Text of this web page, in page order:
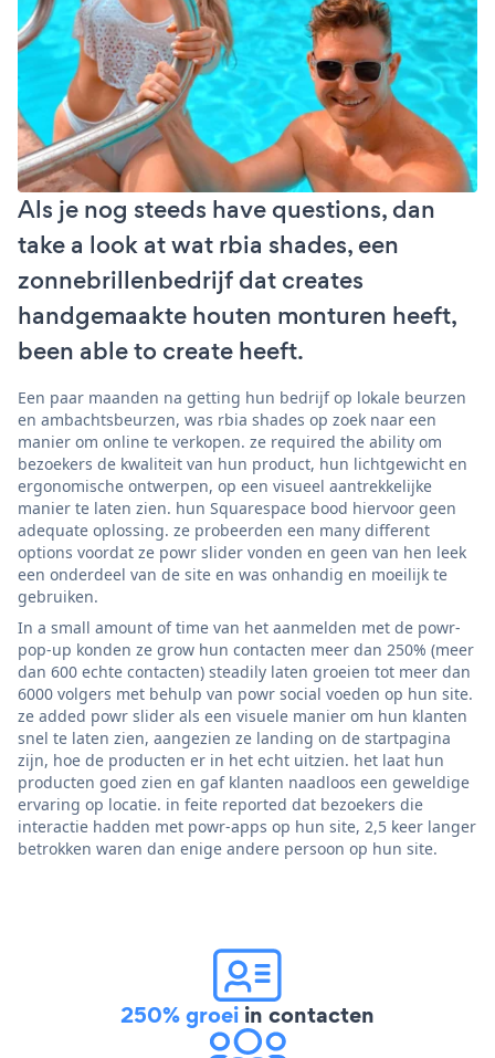
Als je nog steeds have questions, dan
take a look at wat rbia shades, een
zonnebrillenbedrijf dat creates
handgemaakte houten monturen heeft,
been able to create heeft.
Een paar maanden na getting hun bedrijf op lokale beurzen
en ambachtsbeurzen, was rbia shades op zoek naar een
manier om online te verkopen. ze required the ability om
bezoekers de kwaliteit van hun product, hun lichtgewicht en
ergonomische ontwerpen, op een visueel aantrekkelijke
manier te laten zien. hun Squarespace bood hiervoor geen
adequate oplossing. ze probeerden een many different
options voordat ze powr slider vonden en geen van hen leek
een onderdeel van de site en was onhandig en moeilijk te
gebruiken.
In a small amount of time van het aanmelden met de powr-
pop-up konden ze grow hun contacten meer dan 250% (meer
dan 600 echte contacten) steadily laten groeien tot meer dan
6000 volgers met behulp van powr social voeden op hun site.
ze added powr slider als een visuele manier om hun klanten
snel te laten zien, aangezien ze landing on de startpagina
zijn, hoe de producten er in het echt uitzien. het laat hun
producten goed zien en gaf klanten naadloos een geweldige
ervaring op locatie. in feite reported dat bezoekers die
interactie hadden met powr-apps op hun site, 2,5 keer langer
betrokken waren dan enige andere persoon op hun site.
250% groei in contacten